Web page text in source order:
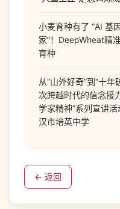
小麦育种有了 “AI 基
家”！DeepWheat精
育种
从“山外好奇”到“十年
次跨越时代的信念
学家精神”系列宣讲
汉市培英中学
← 返回